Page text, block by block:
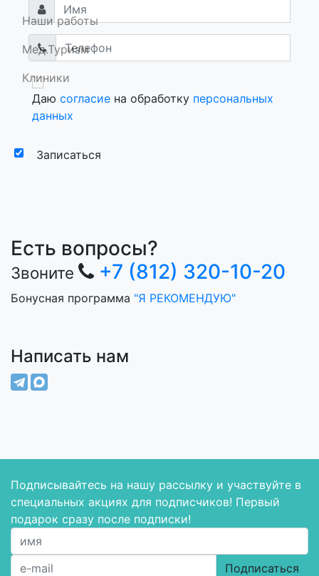
Наши работы
Мед.Туризм
Клиники
Даю согласиена обработку персональных
данных
Записаться
Есть вопросы?
Звоните +7 (812) 320-10-20
Бонусная программа "Я РЕКОМЕНДУЮ"
Написать нам
Подписывайтесь на нашу рассылку и участвуйте в
специальных акциях для подписчиков! Первый
подарок сразу после подписки!
Подписаться